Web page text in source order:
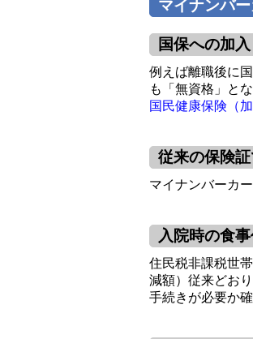
マイナンバ
国保への加
例えば離職後に
も「無資格」と
国民健康保険（
従来の保険
マイナンバーカ
入院時の食
住民税非課税世
減額）従来どお
手続きが必要か